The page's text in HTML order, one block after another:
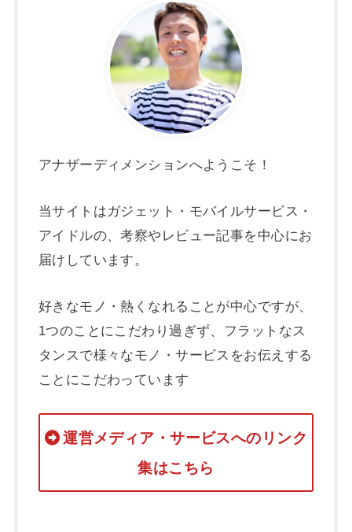
アナザーディメンションへようこそ！
当サイトはガジェット・モバイルサービス・
アイドルの、考察やレビュー記事を中心にお
届けしています。
好きなモノ・熱くなれることが中心ですが、
1つのことにこだわり過ぎず、フラットなス
タンスで様々なモノ・サービスをお伝えする
ことにこだわっています
運営メディア・サービスへのリンク
集はこちら